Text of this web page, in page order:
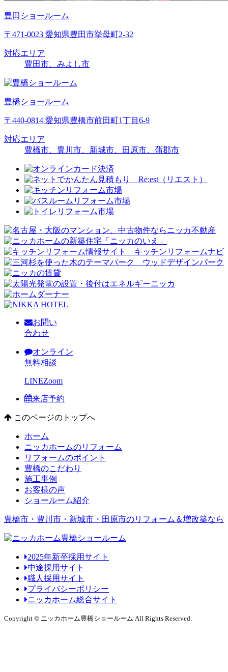
豊田ショールーム
〒471-0023 愛知県豊田市挙母町2-32
対応エリア
豊田市、みよし市
豊橋ショールーム
〒440-0814 愛知県豊橋市前田町1丁目6-9
対応エリア
豊橋市、豊川市、新城市、田原市、蒲郡市
お問い
合わせ
オンライン
無料相談
LINEZoom
来店予約
このページのトップへ
ホーム
ニッカホームのリフォーム
リフォームのポイント
豊橋のこだわり
施工事例
お客様の声
ショールーム紹介
豊橋市・豊川市・新城市・田原市のリフォーム＆増改築なら
2025年新卒採用サイト
中途採用サイト
職人採用サイト
プライバシーポリシー
ニッカホーム総合サイト
Copyright © ニッカホーム豊橋ショールーム All Rights Reserved.